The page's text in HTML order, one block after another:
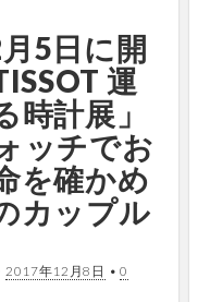
5日に開
運
時計展」
ッチでお
を確かめ
カップル
2017年12月8日 • 0